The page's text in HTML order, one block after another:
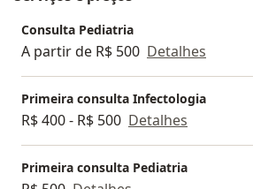
atualmente diretora da pediatria e neonatologia da
Sociedade Matogrossense de
(SOMATI). cursando pós
imunologia.
Consulta Pediatria
A partir de R$ 500 Detalhes
Primeira consulta Infectologia
R$ 400 - R$ 500 Detalhes
Primeira consulta Pediatria